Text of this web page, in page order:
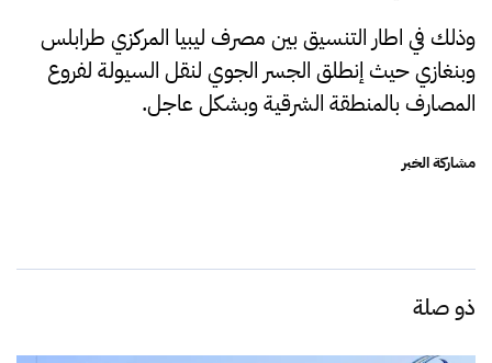
وذلك في اطار التنسيق بين مصرف ليبيا المركزي طرابلس
وبنغازي حيث إنطلق الجسر الجوي لنقل السيولة لفروع
المصارف بالمنطقة الشرقية وبشكل عاجل.
مشاركة الخبر
ذو صلة